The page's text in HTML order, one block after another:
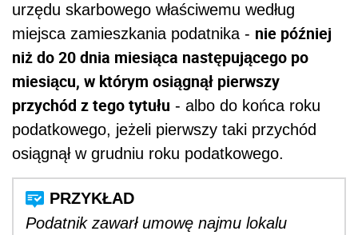
urzędu skarbowego właściwemu według
miejsca zamieszkania podatnika - nie później
niż do 20 dnia miesiąca następującego po
miesiącu, w którym osiągnął pierwszy
przychód z tego tytułu - albo do końca roku
podatkowego, jeżeli pierwszy taki przychód
osiągnął w grudniu roku podatkowego.
Podatnik zawarł umowę najmu lokalu